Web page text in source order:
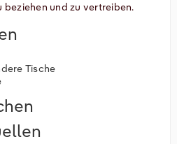
beziehen und zu vertreiben.
Tische